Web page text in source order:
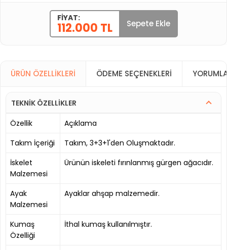
FIYAT:
112.000 TL Sepete Ekle
ÜRÜN ÖZELLIKLERI ÖDEME SEÇENEKLERI
TEKNİK ÖZELLİKLER
Özellik
Açıklama
Takım İçeriği
Takım, 3+3+1'den Oluşmaktadır.
İskelet
Malzemesi
Ürünün iskeleti fırınlanmış gürgen ağacıdır.
Ayak
Malzemesi
Ayaklar ahşap malzemedir.
Kumaş
Özelliği
İthal kumaş kullanılmıştır.